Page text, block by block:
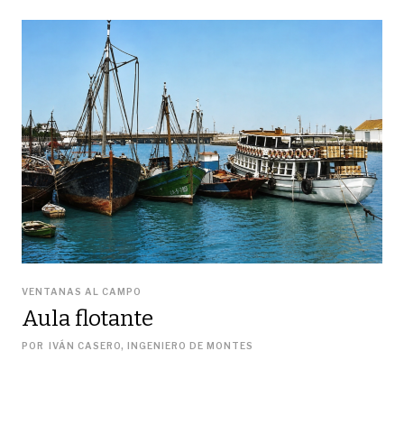
VENTANAS AL CAMPO
Aula flotante
POR IVÁN CASERO, INGENIERO DE MONTES